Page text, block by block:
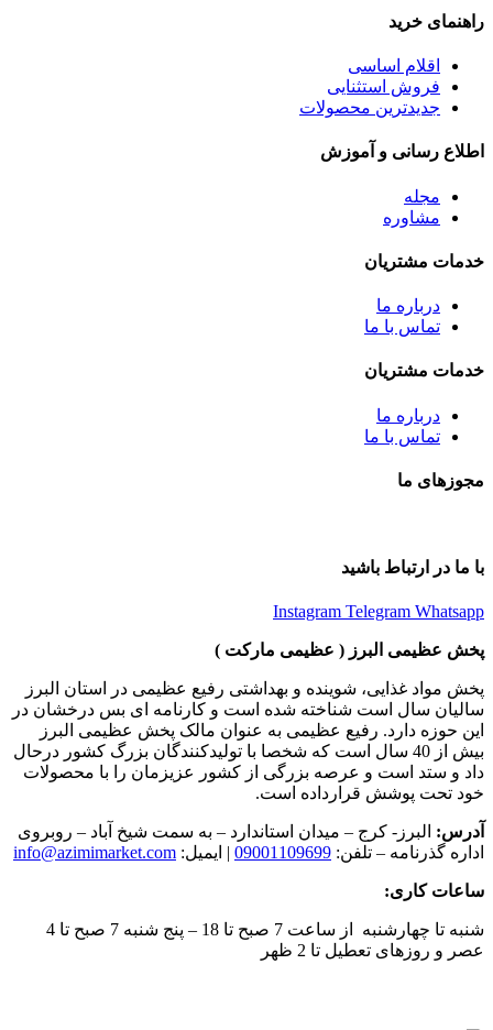
راهنمای خرید
اقلام اساسی
فروش استثنایی
جدیدترین محصولات
اطلاع رسانی و آموزش
مجله
مشاوره
خدمات مشتریان
درباره ما
تماس با ما
خدمات مشتریان
درباره ما
تماس با ما
مجوزهای ما
با ما در ارتباط باشید
Instagram Telegram Whatsapp
پخش عظیمی البرز ( عظیمی مارکت )
پخش مواد غذایی، شوینده و بهداشتی رفیع عظیمی در استان البرز
سالیان سال است شناخته شده است و کارنامه ای بس درخشان در
این حوزه دارد. رفیع عظیمی به عنوان مالک پخش عظیمی البرز
بیش از 40 سال است که شخصا با تولیدکنندگان بزرگ کشور درحال
داد و ستد است و عرصه بزرگی از کشور عزیزمان را با محصولات
خود تحت پوشش قرارداده است.
آدرس: البرز- کرج – میدان استاندارد – به سمت شیخ آباد – روبروی
اداره گذرنامه – تلفن: 09001109699 | ایمیل: info@azimimarket.com
ساعات کاری:
شنبه تا چهارشنبه از ساعت 7 صبح تا 18 – پنج شنبه 7 صبح تا 4
عصر و روزهای تعطیل تا 2 ظهر